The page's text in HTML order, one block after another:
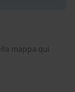
mappa qui